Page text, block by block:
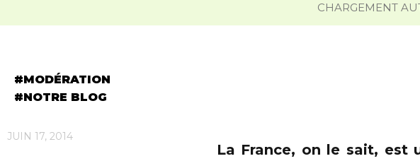
CHARGEMENT
MODÉRATION
NOTRE BLOG
JUIN 17, 2014
La France, on le sait, est